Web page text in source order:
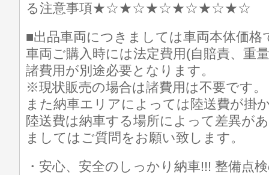
る注意事項★☆★☆★☆★☆★☆★☆
■出品車両につきましては車両本体価
車両ご購入時には法定費用(自賠責、重
諸費用が別途必要となります。
※現状販売の場合は諸費用は不要です。
また納車エリアによっては陸送費が掛
陸送費は納車する場所によって差異が
ましてはご質問をお願い致します。
・安心、安全のしっかり納車!!! 整備点